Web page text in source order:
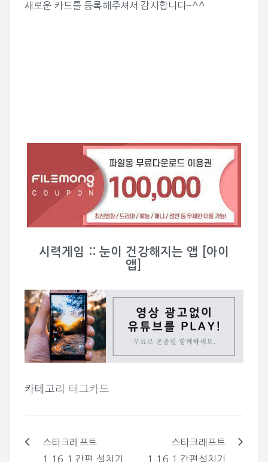
새로운 카드를 등록해주셔서 감사합니다~^^
시력게임 :: 눈이 건강해지는 앱 [아이
앱]
카테고리 태그카드
글
스타크래프트
1.16.1 간편 설치기
스타크래프트
1.16.1 간편설치기